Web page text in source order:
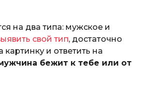
на два типа: мужское и
свой тип, достаточно
картинку и ответить на
бежит к тебе или от